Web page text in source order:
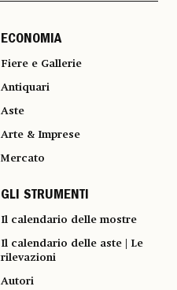
ECONOMIA
Fiere e Gallerie
Antiquari
Aste
Arte & Imprese
Mercato
GLI STRUMENTI
Il calendario delle mostre
Il calendario delle aste | Le
rilevazioni
Autori